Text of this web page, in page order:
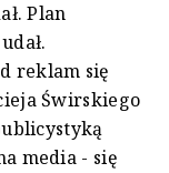
Plan
reklam się
Świrskiego
media - się